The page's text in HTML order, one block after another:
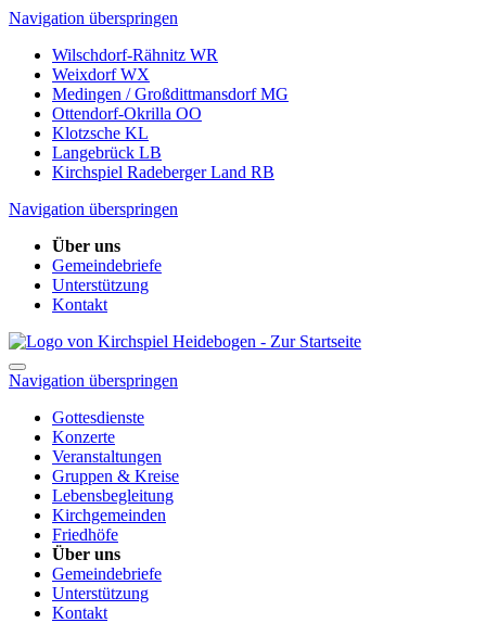
Navigation überspringen
Wilschdorf-Rähnitz WR
WeixdorfWX
Medingen / GroßdittmansdorfMG
Ottendorf-Okrilla OO
Klotzsche KL
Langebrück LB
Kirchspiel Radeberger Land RB
Navigation überspringen
Über uns
Gemeindebriefe
Unterstützung
Kontakt
Navigation überspringen
Gottesdienste
Konzerte
Veranstaltungen
Gruppen & Kreise
Lebensbegleitung
Kirchgemeinden
Friedhöfe
Über uns
Gemeindebriefe
Unterstützung
Kontakt